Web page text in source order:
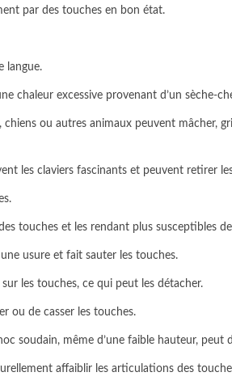
par des touches en bon état.
langue.
chaleur excessive provenant d’un sèche-
ou autres animaux peuvent mâcher,
les claviers fascinants et peuvent retirer
touches et les rendant plus susceptibles
usure et fait sauter les touches.
les touches, ce qui peut les détacher.
ou de casser les touches.
soudain, même d’une faible hauteur, peut
affaiblir les articulations des